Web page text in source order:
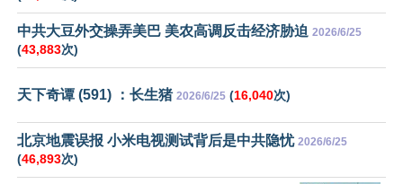
中共大豆外交操弄美巴 美农高调反击经济胁迫 2026/6/25
(43,883次)
天下奇谭 (591) ：长生猪 2026/6/25 (16,040次)
北京地震误报 小米电视测试背后是中共隐忧 2026/6/25
(46,893次)